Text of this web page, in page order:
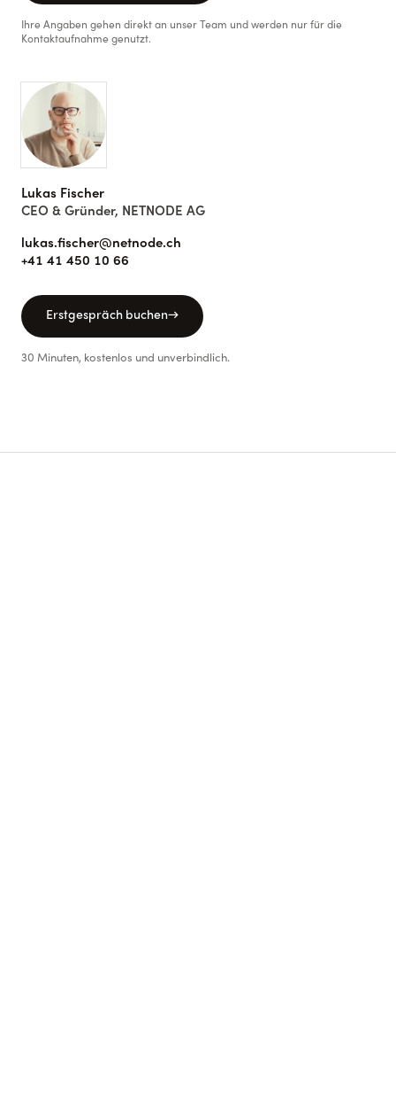
Ihre Angaben gehen direkt an unser Team und werden nur für die
Kontaktaufnahme genutzt.
Lukas Fischer
CEO & Gründer, NETNODE AG
lukas.fischer@netnode.ch
+41 41 450 10 66
Erstgespräch buchen→
30 Minuten, kostenlos und unverbindlich.